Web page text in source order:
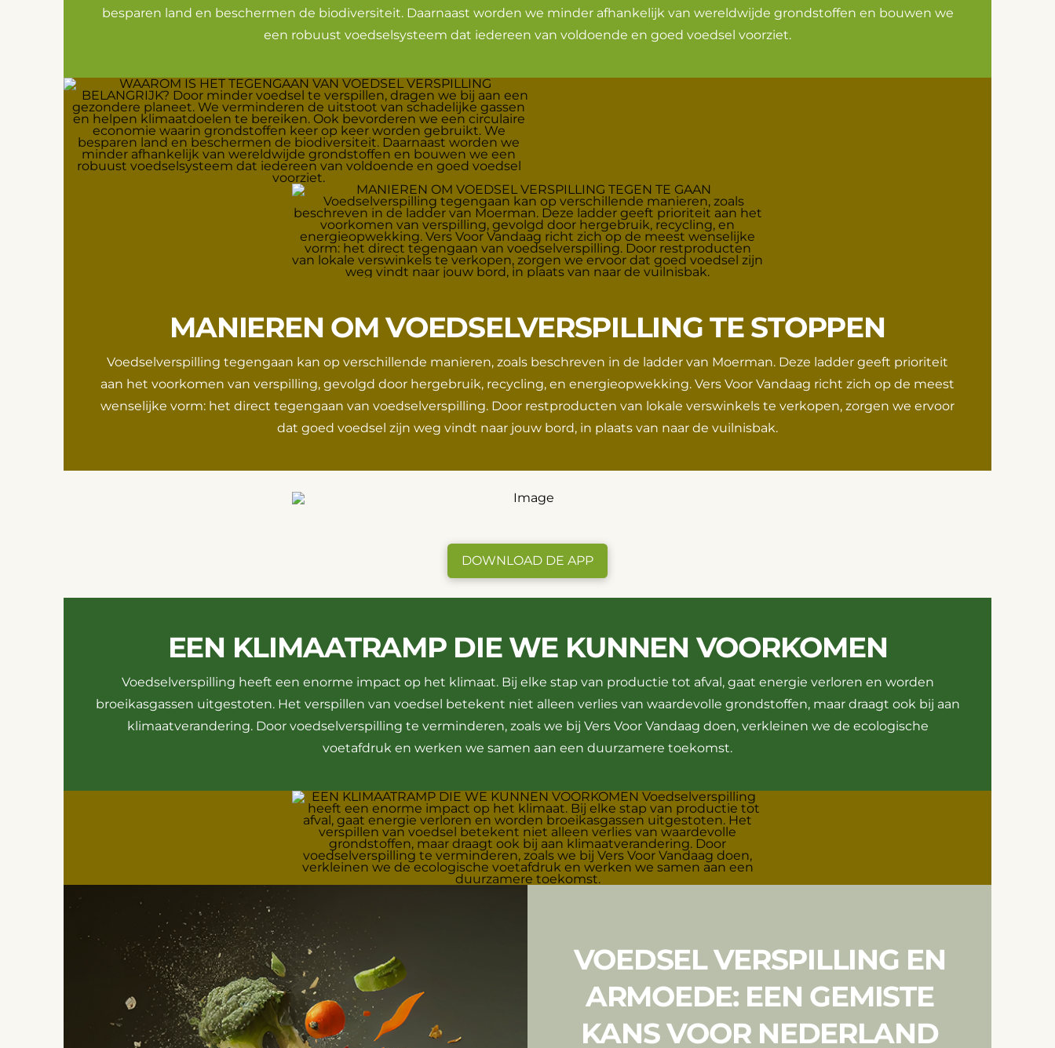
besparen land en beschermen de biodiversiteit. Daarnaast worden we minder afhankelijk van wereldwijde grondstoffen en bouwen we
een robuust voedselsysteem dat iedereen van voldoende en goed voedsel voorziet.
MANIEREN OM VOEDSELVERSPILLING TE STOPPEN
Voedselverspilling tegengaan kan op verschillende manieren, zoals beschreven in de ladder van Moerman. Deze ladder geeft prioriteit
aan het voorkomen van verspilling, gevolgd door hergebruik, recycling, en energieopwekking. Vers Voor Vandaag richt zich op de meest
wenselijke vorm: het direct tegengaan van voedselverspilling. Door restproducten van lokale verswinkels te verkopen, zorgen we ervoor
dat goed voedsel zijn weg vindt naar jouw bord, in plaats van naar de vuilnisbak.
DOWNLOAD DE APP
EEN KLIMAATRAMP DIE WE KUNNEN VOORKOMEN
Voedselverspilling heeft een enorme impact op het klimaat. Bij elke stap van productie tot afval, gaat energie verloren en worden
broeikasgassen uitgestoten. Het verspillen van voedsel betekent niet alleen verlies van waardevolle grondstoffen, maar draagt ook bij aan
klimaatverandering. Door voedselverspilling te verminderen, zoals we bij Vers Voor Vandaag doen, verkleinen we de ecologische
voetafdruk en werken we samen aan een duurzamere toekomst.
VOEDSEL VERSPILLING EN
ARMOEDE: EEN GEMISTE
KANS VOOR NEDERLAND